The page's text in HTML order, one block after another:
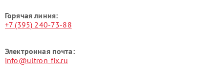
Горячая линия:
+7 (395) 240-73-88
Электронная почта:
info@ultron-fix.ru